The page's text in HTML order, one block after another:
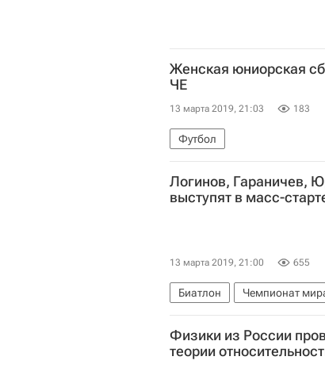
Женская юниорская
ЧЕ
13 марта 2019, 21:03 183
Футбол
Логинов, Гараничев,
выступят в масс-
13 марта 2019, 21:00 655
Биатлон Чемпионат
Физики из России
теории